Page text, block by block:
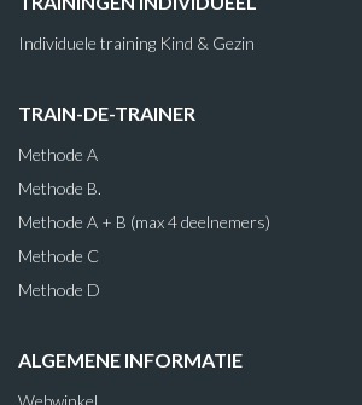
Individuele training Kind & Gezin
TRAIN-DE-TRAINER
Methode A
Methode B.
Methode A + B (max 4 deelnemers)
Methode C
Methode D
ALGEMENE INFORMATIE
Webwinkel